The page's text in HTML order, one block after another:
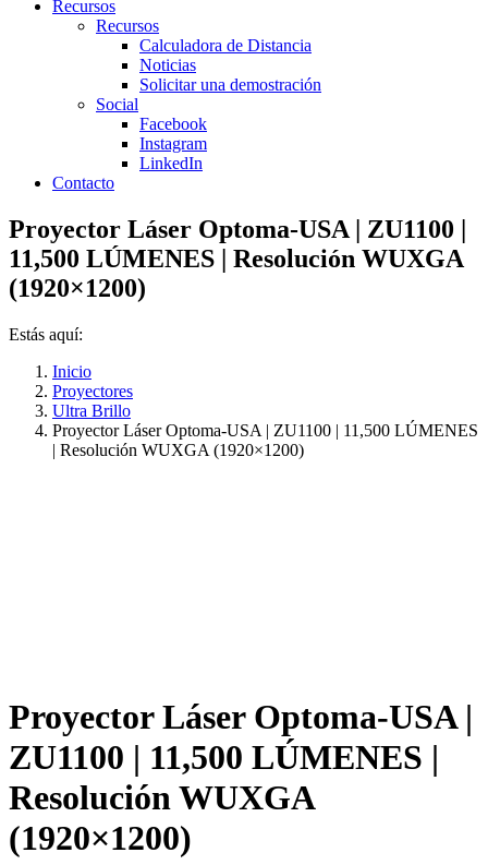
Recursos
Recursos
Calculadora de Distancia
Noticias
Solicitar una demostración
Social
Facebook
Instagram
LinkedIn
Contacto
Proyector Láser Optoma-USA | ZU1100 |
11,500 LÚMENES | Resolución WUXGA
(1920×1200)
Estás aquí:
Inicio
Proyectores
Ultra Brillo
Proyector Láser Optoma-USA | ZU1100 | 11,500 LÚMENES
| Resolución WUXGA (1920×1200)
Proyector Láser Optoma-USA |
ZU1100 | 11,500 LÚMENES |
Resolución WUXGA
(1920×1200)